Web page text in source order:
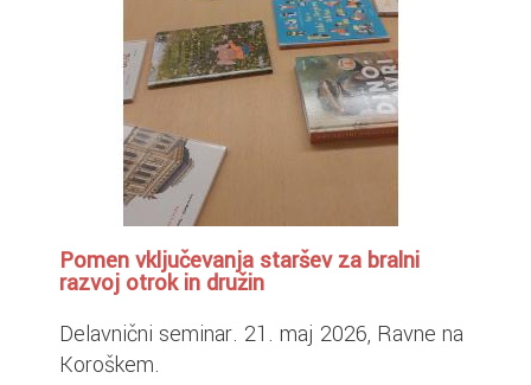
Pomen vključevanja staršev za bralni
razvoj otrok in družin
Delavnični seminar. 21. maj 2026, Ravne na
Koroškem.